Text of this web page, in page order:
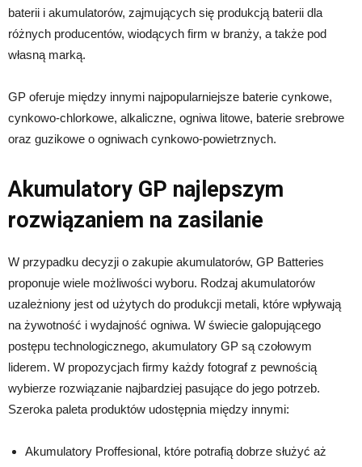
baterii i akumulatorów, zajmujących się produkcją baterii dla
różnych producentów, wiodących firm w branży, a także pod
własną marką.
GP oferuje między innymi najpopularniejsze baterie cynkowe,
cynkowo-chlorkowe, alkaliczne, ogniwa litowe, baterie srebrowe
oraz guzikowe o ogniwach cynkowo-powietrznych.
Akumulatory GP najlepszym
rozwiązaniem na zasilanie
W przypadku decyzji o zakupie akumulatorów, GP Batteries
proponuje wiele możliwości wyboru. Rodzaj akumulatorów
uzależniony jest od użytych do produkcji metali, które wpływają
na żywotność i wydajność ogniwa. W świecie galopującego
postępu technologicznego, akumulatory GP są czołowym
liderem. W propozycjach firmy każdy fotograf z pewnością
wybierze rozwiązanie najbardziej pasujące do jego potrzeb.
Szeroka paleta produktów udostępnia między innymi:
Akumulatory Proffesional, które potrafią dobrze służyć aż